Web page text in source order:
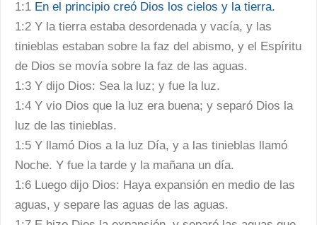
1:1 En el principio creó Dios los cielos y la tierra.
1:2 Y la tierra estaba desordenada y vacía, y las
tinieblas estaban sobre la faz del abismo, y el Espíritu
de Dios se movía sobre la faz de las aguas.
1:3 Y dijo Dios: Sea la luz; y fue la luz.
1:4 Y vio Dios que la luz era buena; y separó Dios la
luz de las tinieblas.
1:5 Y llamó Dios a la luz Día, y a las tinieblas llamó
Noche. Y fue la tarde y la mañana un día.
1:6 Luego dijo Dios: Haya expansión en medio de las
aguas, y separe las aguas de las aguas.